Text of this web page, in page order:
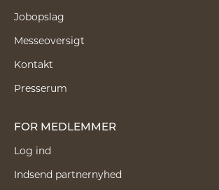
Jobopslag
Messeoversigt
Kontakt
Presserum
FOR MEDLEMMER
Log ind
Indsend partnernyhed